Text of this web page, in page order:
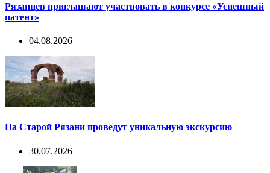
Рязанцев приглашают участвовать в конкурсе «Успешный
патент»
04.08.2026
На Старой Рязани проведут уникальную экскурсию
30.07.2026